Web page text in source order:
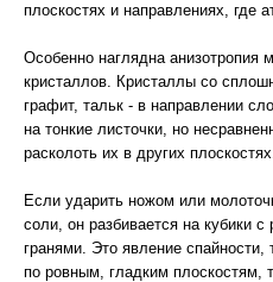
плоскостях и направлениях, где
Особенно наглядна анизотропия
кристаллов. Кристаллы со
графит, тальк - в направлении
на тонкие листочки, но
расколоть их в других
Если ударить ножом или
соли, он разбивается на кубики
гранями. Это явление спайности,
по ровным, гладким плоскостям,